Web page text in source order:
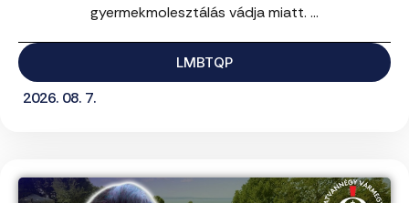
gyermekmolesztálás vádja miatt. ...
LMBTQP
2026. 08. 7.